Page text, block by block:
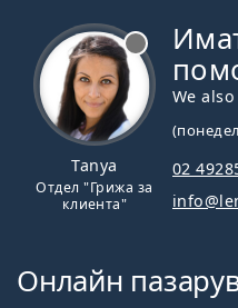
Tanya
Отдел "Грижа за
клиента"
We
02
Онлайн